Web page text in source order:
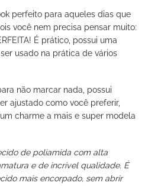
perfeito para aqueles dias que
você nem precisa pensar muito:
É prático, possui uma
usado na prática de vários
não marcar nada, possui
ajustado como você preferir,
charme a mais e super modela
de poliamida com alta
e de incrível qualidade. É
mais encorpado, sem abrir